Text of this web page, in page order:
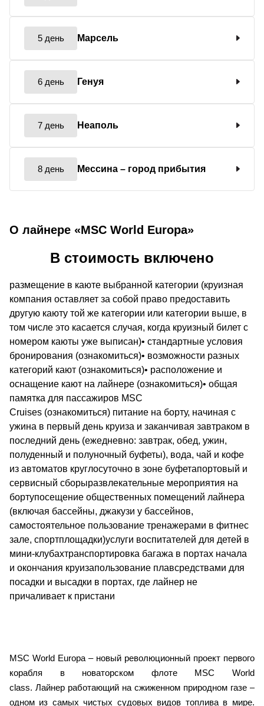
5 день Марсель
6 день Генуя
7 день Неаполь
8 день Мессина – город прибытия
О лайнере «MSC World Europa»
MSC World Europa – новый революционный проект первого
корабля в новаторском флоте MSC World
class. Лайнер работающий на сжиженном природном газе –
одном из самых чистых судовых видов топлива в мире.
В стоимость включено
размещение в каюте выбранной категории (круизная
компания оставляет за собой право предоставить
другую каюту той же категории или категории выше, в
том числе это касается случая, когда круизный билет с
номером каюты уже выписан)• стандартные условия
бронирования (ознакомиться)• возможности разных
категорий кают (ознакомиться)• расположение и
оснащение кают на лайнере (ознакомиться)• общая
памятка для пассажиров MSC
Cruises (ознакомиться) питание на борту, начиная с
ужина в первый день круиза и заканчивая завтраком в
последний день (ежедневно: завтрак, обед, ужин,
полуденный и полуночный буфеты), вода, чай и кофе
из автоматов круглосуточно в зоне буфетапортовый и
сервисный сборыразвлекательные мероприятия на
бортупосещение общественных помещений лайнера
(включая бассейны, джакузи у бассейнов,
самостоятельное пользование тренажерами в фитнес
зале, спортплощадки)услуги воспитателей для детей в
мини-клубахтранспортировка багажа в портах начала
и окончания круизапользование плавсредствами для
посадки и высадки в портах, где лайнер не
причаливает к пристани